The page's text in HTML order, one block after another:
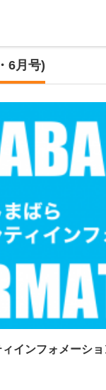
6月号)
インフォメーショ